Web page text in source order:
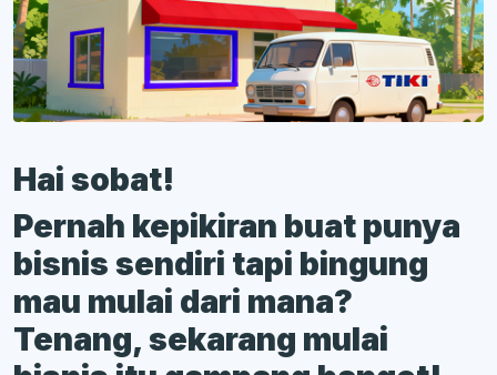
Hai sobat!
Pernah kepikiran buat punya
bisnis sendiri tapi bingung
mau mulai dari mana?
Tenang, sekarang mulai